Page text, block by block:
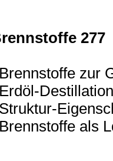
277
zur
als